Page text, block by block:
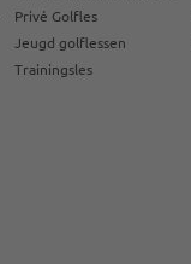
Privé Golfles
Jeugd golflessen
Trainingsles